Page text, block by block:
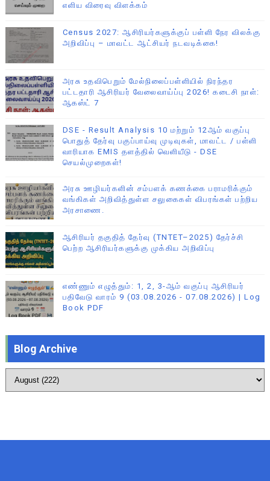
எளிய விரைவு விளக்கம்
Census 2027: ஆசிரியர்களுக்குப் பள்ளி நேர விலக்கு
அறிவிப்பு – மாவட்ட ஆட்சியர் நடவடிக்கை!
அரசு உதவிபெறும் மேல்நிலைப்பள்ளியில் நிரந்தர
பட்டதாரி ஆசிரியர் வேலைவாய்ப்பு 2026! கடைசி நாள்:
ஆகஸ்ட் 7
DSE - Result Analysis 10 மற்றும் 12ஆம் வகுப்பு
பொதுத் தேர்வு பகுப்பாய்வு முடிவுகள், மாவட்ட / பள்ளி
வாரியாக EMIS தளத்தில் வெளியீடு - DSE
செயல்முறைகள்!
அரசு ஊழியர்களின் சம்பளக் கணக்கை பராமரிக்கும்
வங்கிகள் அறிவித்துள்ள சலுகைகள் விபரங்கள் பற்றிய
அரசாணை.
ஆசிரியர் தகுதித் தேர்வு (TNTET–2025) தேர்ச்சி
பெற்ற ஆசிரியர்களுக்கு முக்கிய அறிவிப்பு
எண்ணும் எழுத்தும்: 1, 2, 3-ஆம் வகுப்பு ஆசிரியர்
பதிவேடு வாரம் 9 (03.08.2026 - 07.08.2026) | Log
Book PDF
Blog Archive